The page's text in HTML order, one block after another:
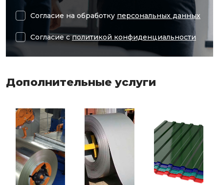
Согласие на обработку персональных данных
Согласие сполитикой конфиденциальности
Дополнительные услуги